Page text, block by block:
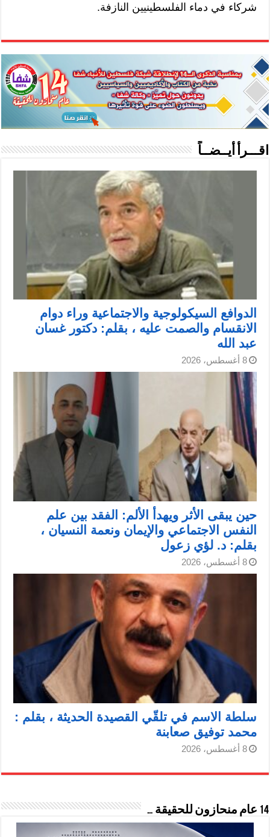
شركاء في دماء الفلسطينيين النازفة.
اقـــرأ أيــضــاً
الدوافع السيكولوجية والاجتماعية وراء دوام
الانقسام والصمت عليه ، بقلم: دكتور غسان
عبد الله
8 أغسطس، 2026
حين يبقى الأثر ويهدأ الألم: الفقد بين علم
النفس الاجتماعي والإيمان ونعمة النسيان ،
بقلم: د. لؤي زعول
8 أغسطس، 2026
سلطة الاسم في تلقّي القصيدة الحديثة ، بقلم :
محمد توفيق صعابنة
8 أغسطس، 2026
14 عام منحازون للحقيقة …